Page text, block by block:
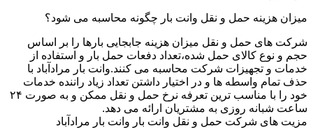
میزان هزینه حمل و نقل وانت بار چگونه محاسبه می شود؟
شرکت های حمل و نقل میزان هزینه جابجایی بارها را بر اساس
حجم و نوع کالای حمل شده،تعداد دفعات حمل بار و استفاده از
خدمات و تجهیزات شرکت محاسبه می کنند.وانت بار مرادآباد با
حذف تمام واسطه ها و در اختیار داشتن تعداد زیاد راننده خدمات
خود را با مناسب ترین تعرفه نرخ حمل و نقل ممکن و به صورت ۲۴
ساعت شبانه روزی به مشتریان ارائه می دهد.
مزیت های شرکت حمل و نقل وانت بار وانت بار مرادآباد